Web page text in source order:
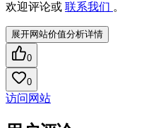
欢迎评论或 联系我们 。
展开网站价值分析详情
0
0
访问网站